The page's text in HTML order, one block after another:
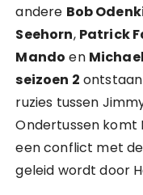
andere Bob
Seehorn, Patrick
Mando en
seizoen 2
ruzies tussen
Ondertussen
een conflict met
geleid wordt door